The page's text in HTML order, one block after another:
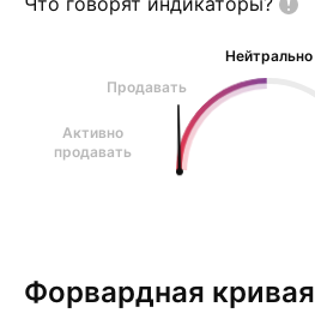
Нейтрально
Продавать
Активно
продавать
Форвардная кривая